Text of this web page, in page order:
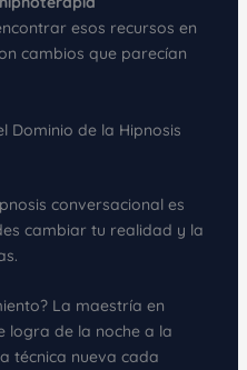
esos recursos en
cambios que parecían
Dominio de la Hipnosis
conversacional es
cambiar tu realidad y la
La maestría en
logra de la noche a la
técnica nueva cada